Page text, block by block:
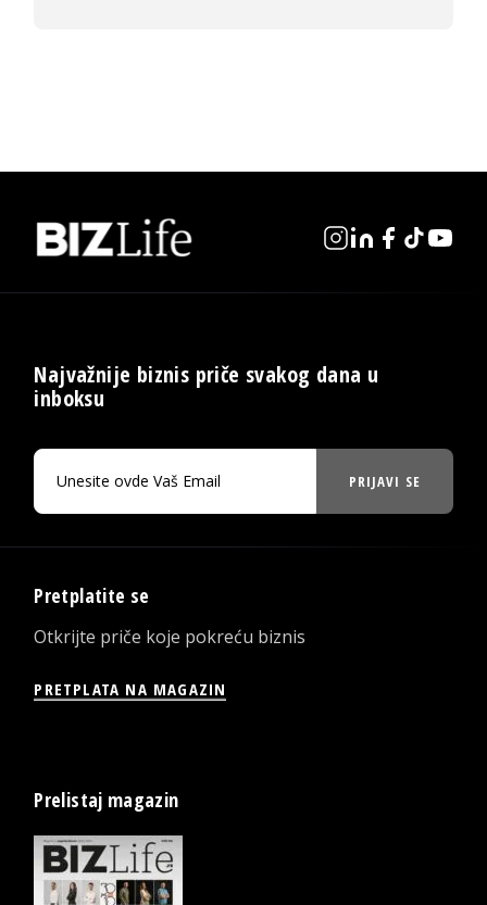
Najvažnije biznis priče svakog dana u
inboksu
PRIJAVI SE
Pretplatite se
Otkrijte priče koje pokreću biznis
PRETPLATA NA MAGAZIN
Prelistaj magazin